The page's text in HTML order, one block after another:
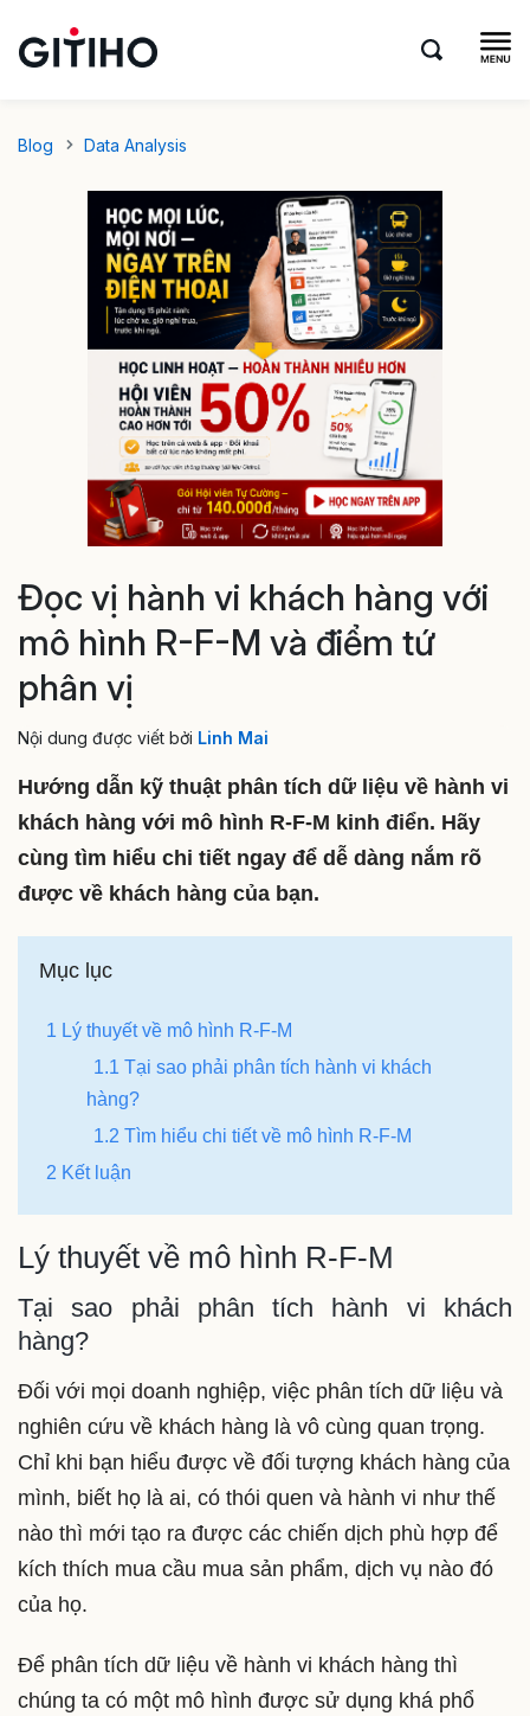
Blog Data Analysis
Đọc vị hành vi khách hàng với
mô hình R-F-M và điểm tứ
phân vị
Nội dung được viết bởi Linh Mai
Hướng dẫn kỹ thuật phân tích dữ liệu về hành vi
khách hàng với mô hình R-F-M kinh điển. Hãy
cùng tìm hiểu chi tiết ngay để dễ dàng nắm rõ
được về khách hàng của bạn.
Mục lục
1 Lý thuyết về mô hình R-F-M
1.1 Tại sao phải phân tích hành vi khách
hàng?
1.2 Tìm hiểu chi tiết về mô hình R-F-M
2 Kết luận
Lý thuyết về mô hình R-F-M
Tại sao phải phân tích hành vi khách
hàng?
Đối với mọi doanh nghiệp, việc phân tích dữ liệu và
nghiên cứu về khách hàng là vô cùng quan trọng.
Chỉ khi bạn hiểu được về đối tượng khách hàng của
mình, biết họ là ai, có thói quen và hành vi như thế
nào thì mới tạo ra được các chiến dịch phù hợp để
kích thích mua cầu mua sản phẩm, dịch vụ nào đó
của họ.
Để phân tích dữ liệu về hành vi khách hàng thì
chúng ta có một mô hình được sử dụng khá phổ